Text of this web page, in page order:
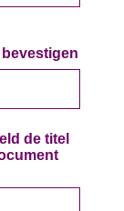
bevestigen
de titel